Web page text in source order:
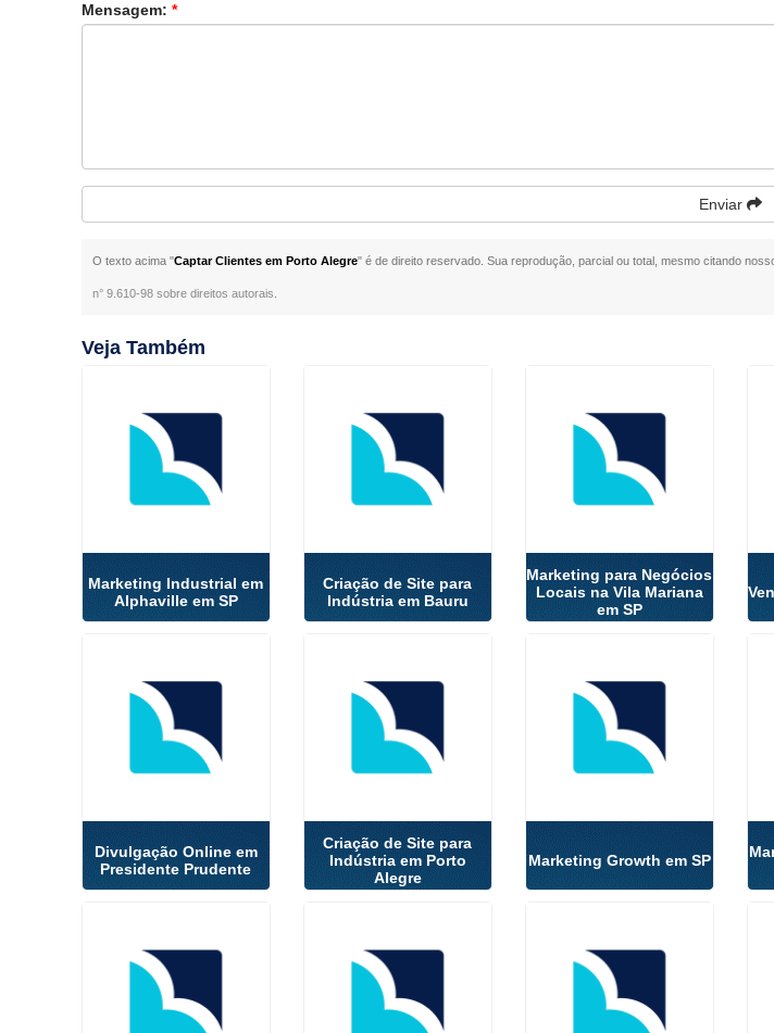
Mensagem: *
Enviar
O texto acima "Captar Clientes em Porto Alegre" é de direito reservado. Sua reprodução, parcial ou total, mesmo citando
n° 9.610-98 sobre direitos autorais
Veja Também
Marketing Industrial em
Alphaville em SP
Criação de Site para
Indústria em Bauru
Marketing para Negócios
Locais na Vila Mariana
em SP
Divulgação Online em
Presidente Prudente
Criação de Site para
Indústria em Porto
Alegre
Marketing Growth em SP